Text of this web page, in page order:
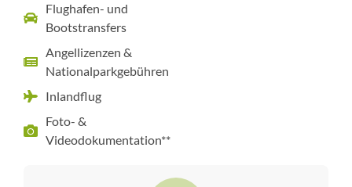
Flughafen- und
Bootstransfers
Angellizenzen &
Nationalparkgebühren
Inlandflug
Foto- &
Videodokumentation**